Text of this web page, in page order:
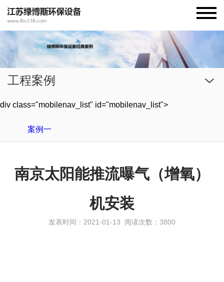
工程案例
div class="mobilenav_list" id="mobilenav_list">
案例一
南京太阳能推流曝气（增氧）
机安装
发表时间：2021-01-13 阅读次数：3800